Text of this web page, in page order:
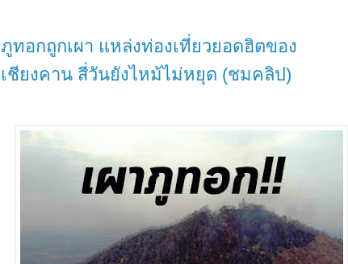
ภูทอกถูกเผา แหล่งท่องเที่ยวยอดฮิตของ
เชียงคาน สี่วันยังไหม้ไม่หยุด (ชมคลิป)